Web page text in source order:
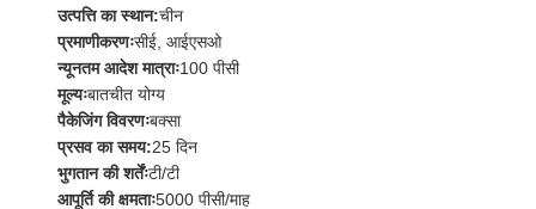
उत्पत्ति का स्थान:चीन
प्रमाणीकरणःसीई, आईएसओ
न्यूनतम आदेश मात्राः100 पीसी
मूल्यःबातचीत योग्य
पैकेजिंग विवरणःबक्सा
प्रसव का समय:25 दिन
भुगतान की शर्तेंःटी/टी
आपूर्ति की क्षमताः5000 पीसी/माह